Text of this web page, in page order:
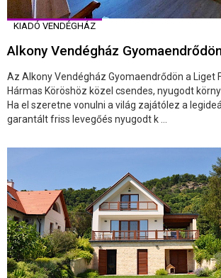
KIADÓ VENDÉGHÁZ
Alkony Vendégház
Az Alkony Vendégház Gyomaendrődön a Liget
Hármas Köröshöz közel csendes, nyugodt
Ha el szeretne vonulni a világ zajátólez a
garantált friss levegőés nyugodt k ...